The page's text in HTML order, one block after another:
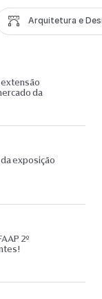
Arquitetura e
extensão
da
exposição
2º